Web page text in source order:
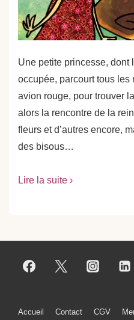
Une petite princesse, dont
occupée, parcourt tous les
avion rouge, pour trouver
alors la rencontre de la
fleurs et d’autres encore,
des bisous…
Lire la suite ›
Menu
Accueil Contact CGV